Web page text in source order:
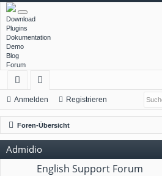
Download
Plugins
Dokumentation
Demo
Blog
Forum
ch
ne
llz
ug
or
en
Anmelden Registrieren
Foren-Übersicht
Admidio
English Support Forum